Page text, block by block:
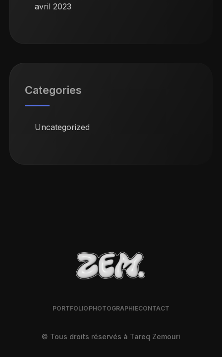
avril 2023
Categories
Uncategorized
PORTFOLIO PHOTOGRAPHIECONTACT
© Tous droits réservés à Tareq Zemouri